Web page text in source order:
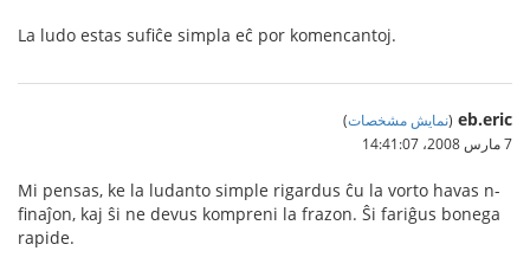
La ludo estas sufiĉe simpla eĉ por komencantoj.
eb.eric
(نمایش مشخصات)
7 مارس 2008،‏ 14:41:07
Mi pensas, ke la ludanto simple rigardus ĉu la vorto havas n-
finaĵon, kaj ŝi ne devus kompreni la frazon. Ŝi fariĝus bonega
rapide.